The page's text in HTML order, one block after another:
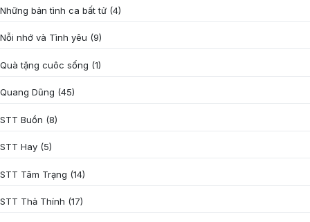
Những bản tình ca bất tử (4)
Nỗi nhớ và Tình yêu (9)
Quà tặng cuôc sống (1)
Quang Dũng (45)
STT Buồn (8)
STT Hay (5)
STT Tâm Trạng (14)
STT Thả Thính (17)